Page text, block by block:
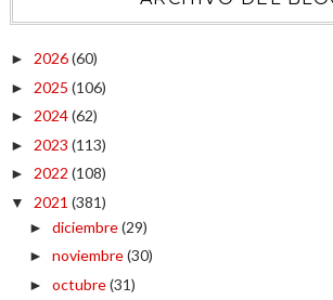
► 2026(60)
► 2025 (106)
► 2024(62)
► 2023 (113)
► 2022 (108)
▼ 2021 (381)
► diciembre(29)
► noviembre(30)
► octubre(31)